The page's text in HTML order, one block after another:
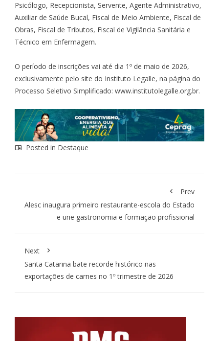
Psicólogo, Recepcionista, Servente, Agente Administrativo,
Auxiliar de Saúde Bucal, Fiscal de Meio Ambiente, Fiscal de
Obras, Fiscal de Tributos, Fiscal de Vigilância Sanitária e
Técnico em Enfermagem.
O período de inscrições vai até dia 1º de maio de 2026,
exclusivamente pelo site do Instituto Legalle, na página do
Processo Seletivo Simplificado: www.institutolegalle.org.br.
Posted in Destaque
Prev
Alesc inaugura primeiro restaurante-escola do Estado
e une gastronomia e formação profissional
Next
Santa Catarina bate recorde histórico nas
exportações de carnes no 1º trimestre de 2026